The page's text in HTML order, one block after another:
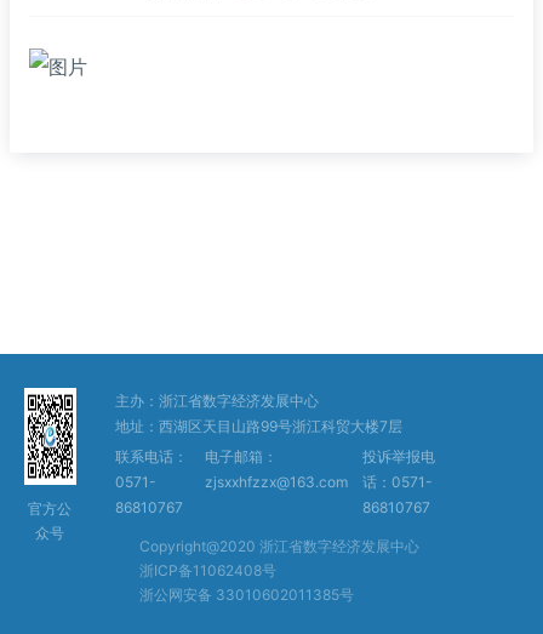
官方公
众号
主办：浙江省数字经济发展中心
地址：西湖区天目山路99号浙江科贸大楼7层
联系电话：
0571-
86810767
电子邮箱：
zjsxxhfzzx@163.com
投诉举报电
话：0571-
86810767
Copyright@2020 浙江省数字经济发展中心
浙ICP备11062408号
浙公网安备 33010602011385号